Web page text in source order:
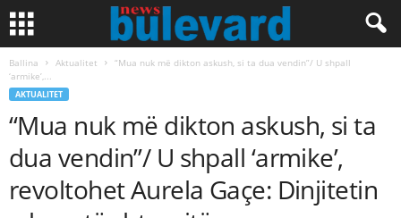
Ballina Aktualitet
“Mua nuk më dikton askush, si ta dua vendin”/ U shpall
‘armike’,...
AKTUALITET
“Mua nuk më dikton askush, si ta
dua vendin”/ U shpall ‘armike’,
revoltohet Aurela Gaçe: Dinjitetin